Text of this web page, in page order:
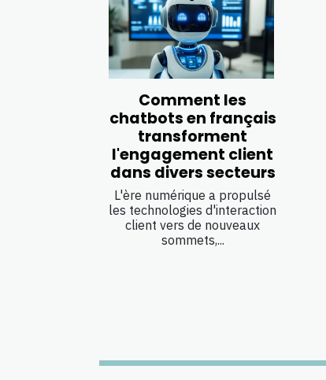
Comment les
chatbots en français
transforment
l'engagement client
dans divers secteurs
L'ère numérique a propulsé
les technologies d'interaction
client vers de nouveaux
sommets,...